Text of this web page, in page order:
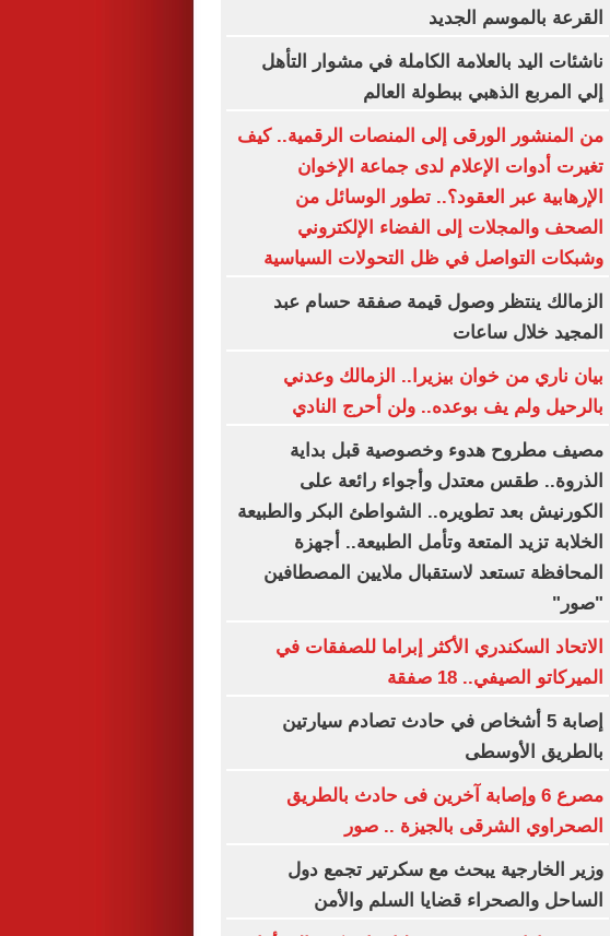
القرعة بالموسم الجديد
ناشئات اليد بالعلامة الكاملة في مشوار التأهل
إلي المربع الذهبي ببطولة العالم
من المنشور الورقى إلى المنصات الرقمية.. كيف
تغيرت أدوات الإعلام لدى جماعة الإخوان
الإرهابية عبر العقود؟.. تطور الوسائل من
الصحف والمجلات إلى الفضاء الإلكتروني
وشبكات التواصل في ظل التحولات السياسية
الزمالك ينتظر وصول قيمة صفقة حسام عبد
المجيد خلال ساعات
بيان ناري من خوان بيزيرا.. الزمالك وعدني
بالرحيل ولم يف بوعده.. ولن أحرج النادي
مصيف مطروح هدوء وخصوصية قبل بداية
الذروة.. طقس معتدل وأجواء رائعة على
الكورنيش بعد تطويره.. الشواطئ البكر والطبيعة
الخلابة تزيد المتعة وتأمل الطبيعة.. أجهزة
المحافظة تستعد لاستقبال ملايين المصطافين
"صور"
الاتحاد السكندري الأكثر إبراما للصفقات في
الميركاتو الصيفي.. 18 صفقة
إصابة 5 أشخاص في حادث تصادم سيارتين
بالطريق الأوسطى
مصرع 6 وإصابة آخرين فى حادث بالطريق
الصحراوي الشرقى بالجيزة .. صور
وزير الخارجية يبحث مع سكرتير تجمع دول
الساحل والصحراء قضايا السلم والأمن